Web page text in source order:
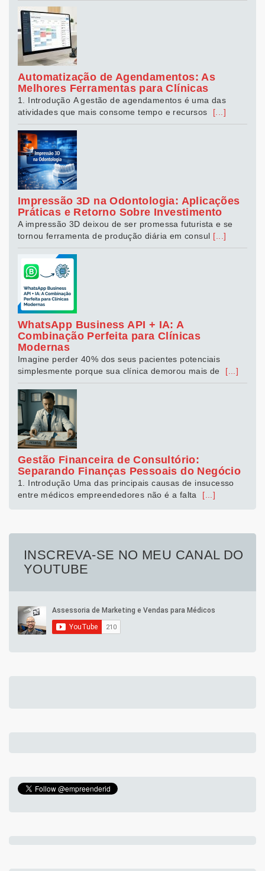
Automatização de Agendamentos: As
Melhores Ferramentas para Clínicas
1. Introdução A gestão de agendamentos é uma das
atividades que mais consome tempo e recursos
[...]
Impressão 3D na Odontologia: Aplicações
Práticas e Retorno Sobre Investimento
A impressão 3D deixou de ser promessa futurista e se
tornou ferramenta de produção diária em consul [...]
WhatsApp Business API + IA: A
Combinação Perfeita para Clínicas
Modernas
Imagine perder 40% dos seus pacientes potenciais
simplesmente porque sua clínica demorou mais de
[...]
Gestão Financeira de Consultório:
Separando Finanças Pessoais do Negócio
1. Introdução Uma das principais causas de insucesso
entre médicos empreendedores não é a falta
[...]
INSCREVA-SE NO MEU CANAL DO
YOUTUBE